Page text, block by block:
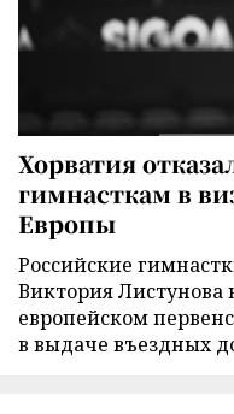
Хорватия
гимнасткам в
Европы
Российские
Виктория Листунова
европейском
в выдаче въездных